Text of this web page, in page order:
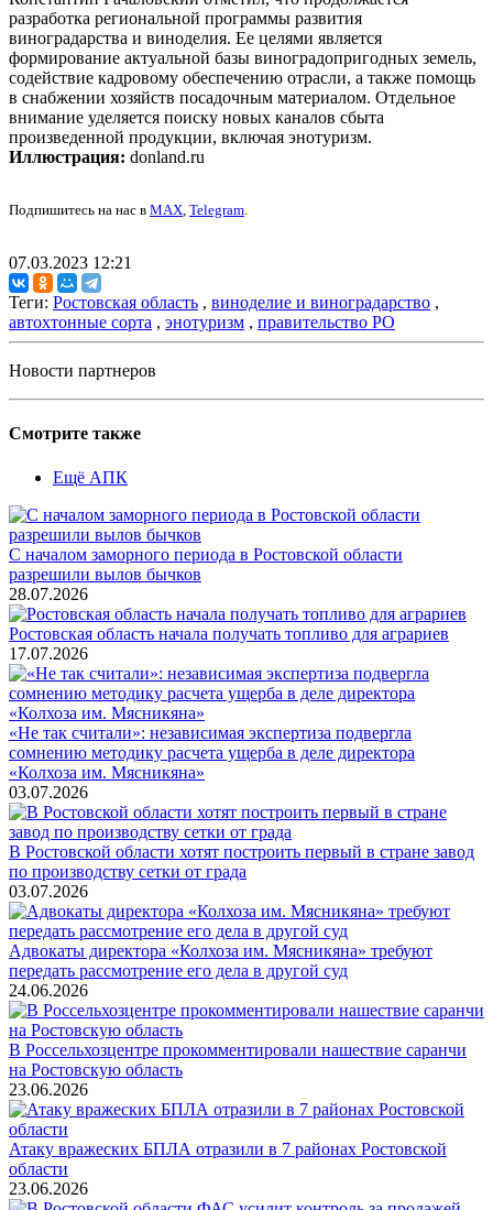
разработка региональной программы развития
виноградарства и виноделия. Ее целями является
формирование актуальной базы виноградопригодных земель,
содействие кадровому обеспечению отрасли, а также помощь
в снабжении хозяйств посадочным материалом. Отдельное
внимание уделяется поиску новых каналов сбыта
произведенной продукции, включая энотуризм.
Иллюстрация: donland.ru
Подпишитесь на нас в MAX, Telegram.
07.03.2023 12:21
Теги: Ростовская область , виноделие и виноградарство ,
автохтонные сорта , энотуризм , правительство РО
Новости партнеров
Смотрите также
Ещё АПК
С началом заморного периода в Ростовской области
разрешили вылов бычков
28.07.2026
Ростовская область начала получать топливо для аграриев
17.07.2026
«Не так считали»: независимая экспертиза подвергла
сомнению методику расчета ущерба в деле директора
«Колхоза им. Мясникяна»
03.07.2026
В Ростовской области хотят построить первый в стране завод
по производству сетки от града
03.07.2026
Адвокаты директора «Колхоза им. Мясникяна» требуют
передать рассмотрение его дела в другой суд
24.06.2026
В Россельхозцентре прокомментировали нашествие саранчи
на Ростовскую область
23.06.2026
Атаку вражеских БПЛА отразили в 7 районах Ростовской
области
23.06.2026